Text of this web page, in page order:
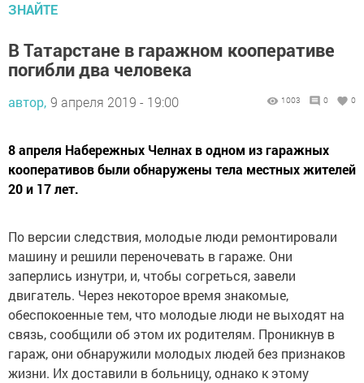
ЗНАЙТЕ
В Татарстане в гаражном кооперативе
погибли два человека
автор, 9 апреля 2019 - 19:00 1003 0 0
8 апреля Набережных Челнах в одном из гаражных
кооперативов были обнаружены тела местных жителей
20 и 17 лет.
По версии следствия, молодые люди ремонтировали
машину и решили переночевать в гараже. Они
заперлись изнутри, и, чтобы согреться, завели
двигатель. Через некоторое время знакомые,
обеспокоенные тем, что молодые люди не выходят на
связь, сообщили об этом их родителям. Проникнув в
гараж, они обнаружили молодых людей без признаков
жизни. Их доставили в больницу, однако к этому